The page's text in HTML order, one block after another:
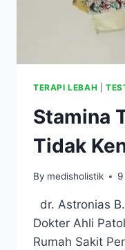
TERAPI LEBAH
Stamina
Tidak
By medisholistik
dr. Astronias
Dokter Ahli
Rumah Sakit